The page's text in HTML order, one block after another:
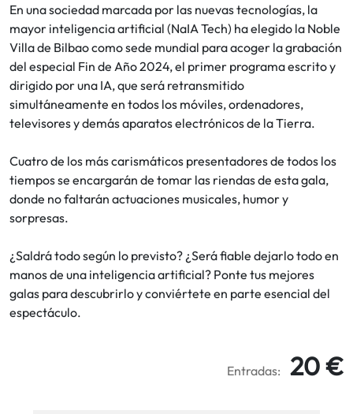
En una sociedad marcada por las nuevas tecnologías, la
mayor inteligencia artificial (NaIA Tech) ha elegido la Noble
Villa de Bilbao como sede mundial para acoger la grabación
del especial Fin de Año 2024, el primer programa escrito y
dirigido por una IA, que será retransmitido
simultáneamente en todos los móviles, ordenadores,
televisores y demás aparatos electrónicos de la Tierra.
Cuatro de los más carismáticos presentadores de todos los
tiempos se encargarán de tomar las riendas de esta gala,
donde no faltarán actuaciones musicales, humor y
sorpresas.
¿Saldrá todo según lo previsto? ¿Será fiable dejarlo todo en
manos de una inteligencia artificial? Ponte tus mejores
galas para descubrirlo y conviértete en parte esencial del
espectáculo.
Entradas: 20 €